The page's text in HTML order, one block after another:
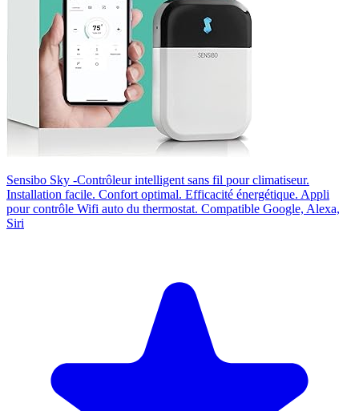
Sensibo Sky -Contrôleur intelligent sans fil pour climatiseur.
Installation facile. Confort optimal. Efficacité énergétique. Appli
pour contrôle Wifi auto du thermostat. Compatible Google, Alexa,
Siri